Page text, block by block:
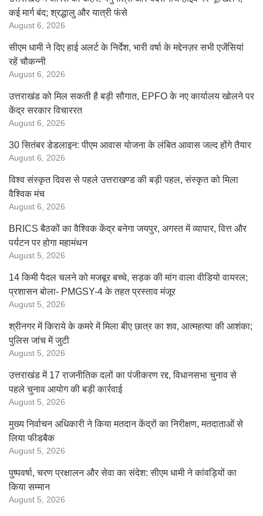
कई मार्ग बंद; श्रद्धालु और यात्री फंसे
August 6, 2026
सीएम धामी ने दिए हाई अलर्ट के निर्देश, भारी वर्षा के मद्देनज़र सभी एजेंसियां
रहें चौकन्नी
August 6, 2026
उत्तराखंड को मिल सकती है बड़ी सौगात, EPFO के नए कार्यालय खोलने पर
केंद्र सरकार विचाररत
August 6, 2026
30 सितंबर डेडलाइन: पीएम आवास योजना के लंबित आवास जल्द होंगे तैयार
August 6, 2026
विश्व संस्कृत दिवस से पहले उत्तराखण्ड की बड़ी पहल, संस्कृत को मिला
वैश्विक मंच
August 6, 2026
BRICS बैठकों का वैश्विक केंद्र बनेगा जयपुर, अगस्त में व्यापार, वित्त और
पर्यटन पर होगा महामंथन
August 5, 2026
14 किमी पैदल चलने को मजबूर बच्चे, सड़क की मांग वाला वीडियो वायरल;
प्रशासन बोला- PMGSY-4 के तहत प्रस्ताव मंजूर
August 5, 2026
श्रीनगर में किराये के कमरे में मिला बीए छात्र का शव, आत्महत्या की आशंका;
पुलिस जांच में जुटी
August 5, 2026
उत्तराखंड में 17 राजनीतिक दलों का पंजीकरण रद्द, विधानसभा चुनाव से
पहले चुनाव आयोग की बड़ी कार्रवाई
August 5, 2026
मुख्य निर्वाचन अधिकारी ने किया मतदान केंद्रों का निरीक्षण, मतदाताओं से
लिया फीडबैक
August 5, 2026
पुष्पवर्षा, चरण प्रक्षालन और सेवा का संदेश: सीएम धामी ने कांवड़ियों का
किया सम्मान
August 5, 2026